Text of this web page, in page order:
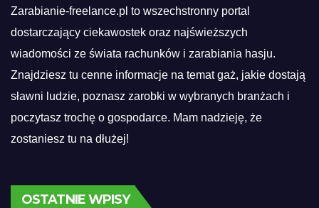
Zarabianie-freelance.pl to wszechstronny portal
dostarczający ciekawostek oraz najświeższych
wiadomości ze świata rachunków i zarabiania hasju.
Znajdziesz tu cenne informacje na temat gaż, jakie dostają
sławni ludzie, poznasz zarobki w wybranych branżach i
poczytasz trochę o gospodarce. Mam nadzieję, że
zostaniesz tu na dłużej!
OSTATNIE WPISY